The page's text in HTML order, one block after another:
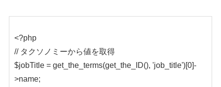
<?php
// タクソノミーから値を取得
$jobTitle = get_the_terms(get_the_ID(), 'job_title')[0]-
>name;